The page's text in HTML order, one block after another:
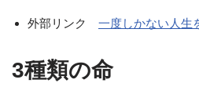
外部リンク 一度しかない人生
3種類の命